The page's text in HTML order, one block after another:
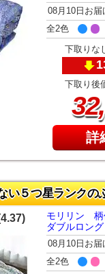
08月10日お届
全2色
下取りな
下取り後
32,
詳
い５つ星ランクの
モリリン
ダブルロン
08月10日お届
全2色